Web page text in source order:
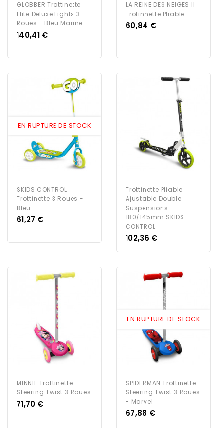
GLOBBER Trottinette
Elite Deluxe Lights 3
Roues - Bleu Marine
Prix
140,41 €
LA REINE DES NEIGES II
Trotinnette Pliable
Prix
60,84 €
EN RUPTURE DE STOCK
SKIDS CONTROL
Trottinette 3 Roues -
Bleu
Prix
61,27 €
Trottinette Pliable
Ajustable Double
Suspensions
180/145mm SKIDS
CONTROL
Prix
102,36 €
MINNIE Trottinette
Steering Twist 3 Roues
Prix
71,70 €
EN RUPTURE DE STOCK
SPIDERMAN Trottinette
Steering Twist 3 Roues
- Marvel
Prix
67,88 €